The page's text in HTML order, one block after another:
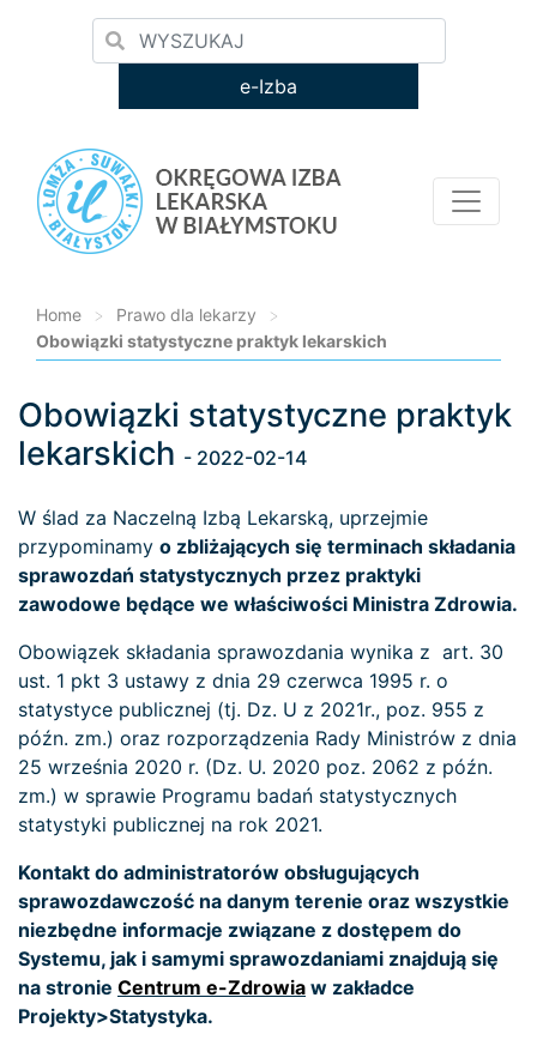
e-Izba
Home > Prawo dla lekarzy
>
Obowiązki statystyczne praktyk lekarskich
Loading...
Obowiązki statystyczne praktyk
lekarskich - 2022-02-14
W ślad za Naczelną Izbą Lekarską, uprzejmie
przypominamy o zbliżających się terminach składania
sprawozdań statystycznych przez praktyki
zawodowe będące we właściwości Ministra Zdrowia.
Obowiązek składania sprawozdania wynika z art. 30
ust. 1 pkt 3 ustawy z dnia 29 czerwca 1995 r. o
statystyce publicznej (tj. Dz. U z 2021r., poz. 955 z
późn. zm.) oraz rozporządzenia Rady Ministrów z dnia
25 września 2020 r. (Dz. U. 2020 poz. 2062 z późn.
zm.) w sprawie Programu badań statystycznych
statystyki publicznej na rok 2021.
Kontakt do administratorów obsługujących
sprawozdawczość na danym terenie oraz wszystkie
niezbędne informacje związane z dostępem do
Systemu, jak i samymi sprawozdaniami znajdują się
na stronie Centrum e-Zdrowia w zakładce
Projekty>Statystyka.